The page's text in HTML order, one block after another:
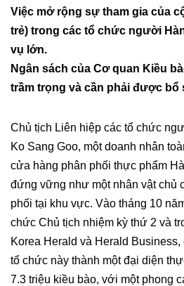
Việc mở rộng sự tham gia của
trẻ) trong các tổ chức người
vụ lớn.
Ngân sách của Cơ quan Kiều
trầm trọng và cần phải được bổ
Chủ tịch Liên hiệp các tổ chức
Ko Sang Goo, một doanh nhân
cửa hàng phân phối thực phẩm
đứng vững như một nhân vật chủ
phối tại khu vực. Vào tháng 10
chức Chủ tịch nhiệm kỳ thứ 2 và
Korea Herald và Herald
tổ chức này thành một đại diện
7.3 triệu kiều bào, với một phong